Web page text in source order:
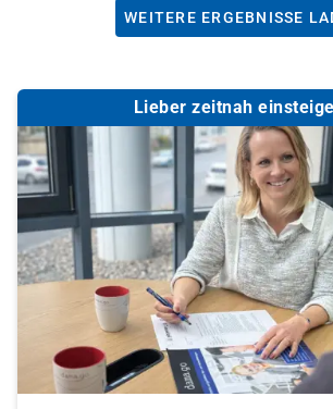
WEITERE ERGEBNISSE
Lieber zeitnah